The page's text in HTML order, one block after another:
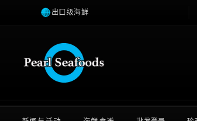
出口级海鲜